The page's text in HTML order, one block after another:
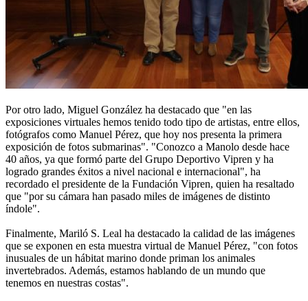
Por otro lado, Miguel González ha destacado que "en las
exposiciones virtuales hemos tenido todo tipo de artistas, entre ellos,
fotógrafos como Manuel Pérez, que hoy nos presenta la primera
exposición de fotos submarinas". "Conozco a Manolo desde hace
40 años, ya que formó parte del Grupo Deportivo Vipren y ha
logrado grandes éxitos a nivel nacional e internacional", ha
recordado el presidente de la Fundación Vipren, quien ha resaltado
que "por su cámara han pasado miles de imágenes de distinto
índole".
Finalmente, Mariló S. Leal ha destacado la calidad de las imágenes
que se exponen en esta muestra virtual de Manuel Pérez, "con fotos
inusuales de un hábitat marino donde priman los animales
invertebrados. Además, estamos hablando de un mundo que
tenemos en nuestras costas".